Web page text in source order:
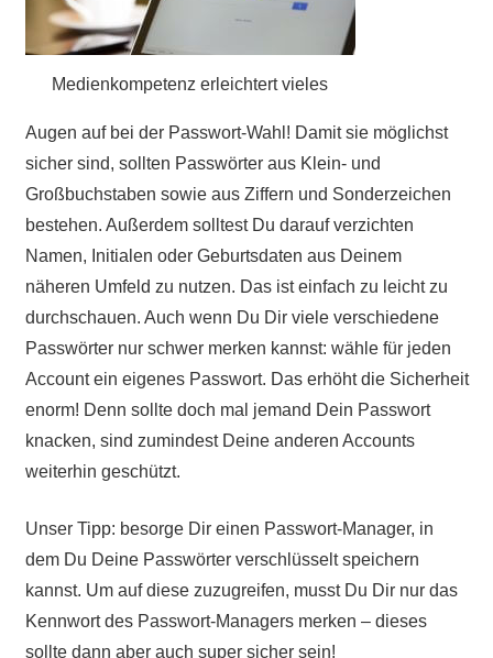
Medienkompetenz erleichtert vieles
Augen auf bei der Passwort-Wahl! Damit sie möglichst
sicher sind, sollten Passwörter aus Klein- und
Großbuchstaben sowie aus Ziffern und Sonderzeichen
bestehen. Außerdem solltest Du darauf verzichten
Namen, Initialen oder Geburtsdaten aus Deinem
näheren Umfeld zu nutzen. Das ist einfach zu leicht zu
durchschauen. Auch wenn Du Dir viele verschiedene
Passwörter nur schwer merken kannst: wähle für jeden
Account ein eigenes Passwort. Das erhöht die Sicherheit
enorm! Denn sollte doch mal jemand Dein Passwort
knacken, sind zumindest Deine anderen Accounts
weiterhin geschützt.
Unser Tipp: besorge Dir einen Passwort-Manager, in
dem Du Deine Passwörter verschlüsselt speichern
kannst. Um auf diese zuzugreifen, musst Du Dir nur das
Kennwort des Passwort-Managers merken – dieses
sollte dann aber auch super sicher sein!